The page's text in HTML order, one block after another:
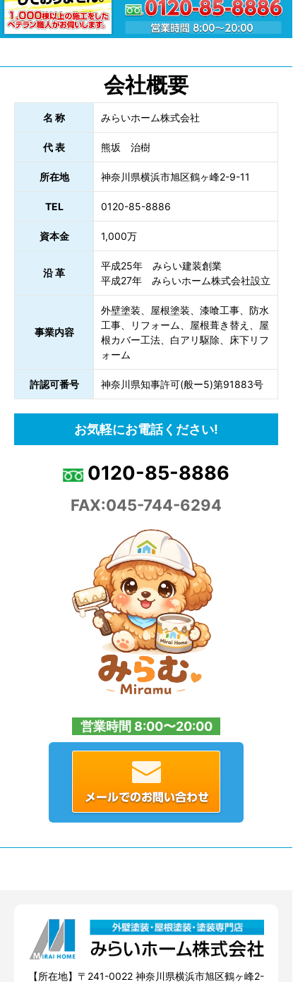
会社概要
名 称 みらいホーム株式会社
代 表 熊坂 治樹
所在地 神奈川県横浜市旭区鶴ヶ峰2-9-11
TEL 0120-85-8886
資本金 1,000万
沿 革
平成25年 みらい建装創業
平成27年 みらいホーム株式会社設立
事業内容
外壁塗装、屋根塗装、漆喰工事、防水
工事、リフォーム、屋根葺き替え、屋
根カバー工法、白アリ駆除、床下リフ
ォーム
許認可番号 神奈川県知事許可(般ー5)第91883号
お気軽にお電話ください!
0120-85-8886
FAX:045-744-6294
営業時間 8:00〜20:00
【所在地】〒241-0022 神奈川県横浜市旭区鶴ヶ峰2-